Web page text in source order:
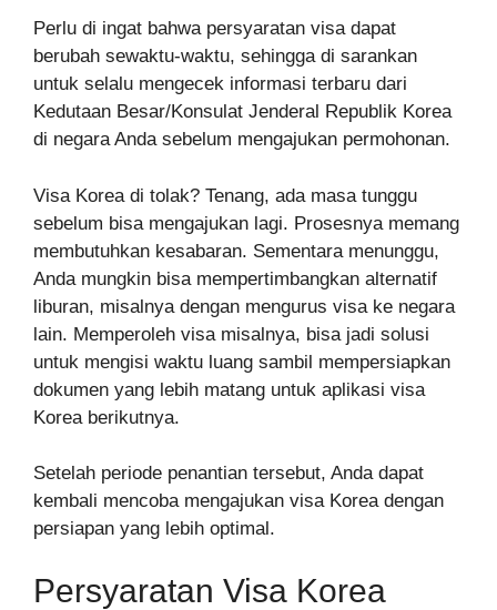
Perlu di ingat bahwa persyaratan visa dapat
berubah sewaktu-waktu, sehingga di sarankan
untuk selalu mengecek informasi terbaru dari
Kedutaan Besar/Konsulat Jenderal Republik Korea
di negara Anda sebelum mengajukan permohonan.
Visa Korea di tolak? Tenang, ada masa tunggu
sebelum bisa mengajukan lagi. Prosesnya memang
membutuhkan kesabaran. Sementara menunggu,
Anda mungkin bisa mempertimbangkan alternatif
liburan, misalnya dengan mengurus visa ke negara
lain. Memperoleh visa misalnya, bisa jadi solusi
untuk mengisi waktu luang sambil mempersiapkan
dokumen yang lebih matang untuk aplikasi visa
Korea berikutnya.
Setelah periode penantian tersebut, Anda dapat
kembali mencoba mengajukan visa Korea dengan
persiapan yang lebih optimal.
Persyaratan Visa Korea